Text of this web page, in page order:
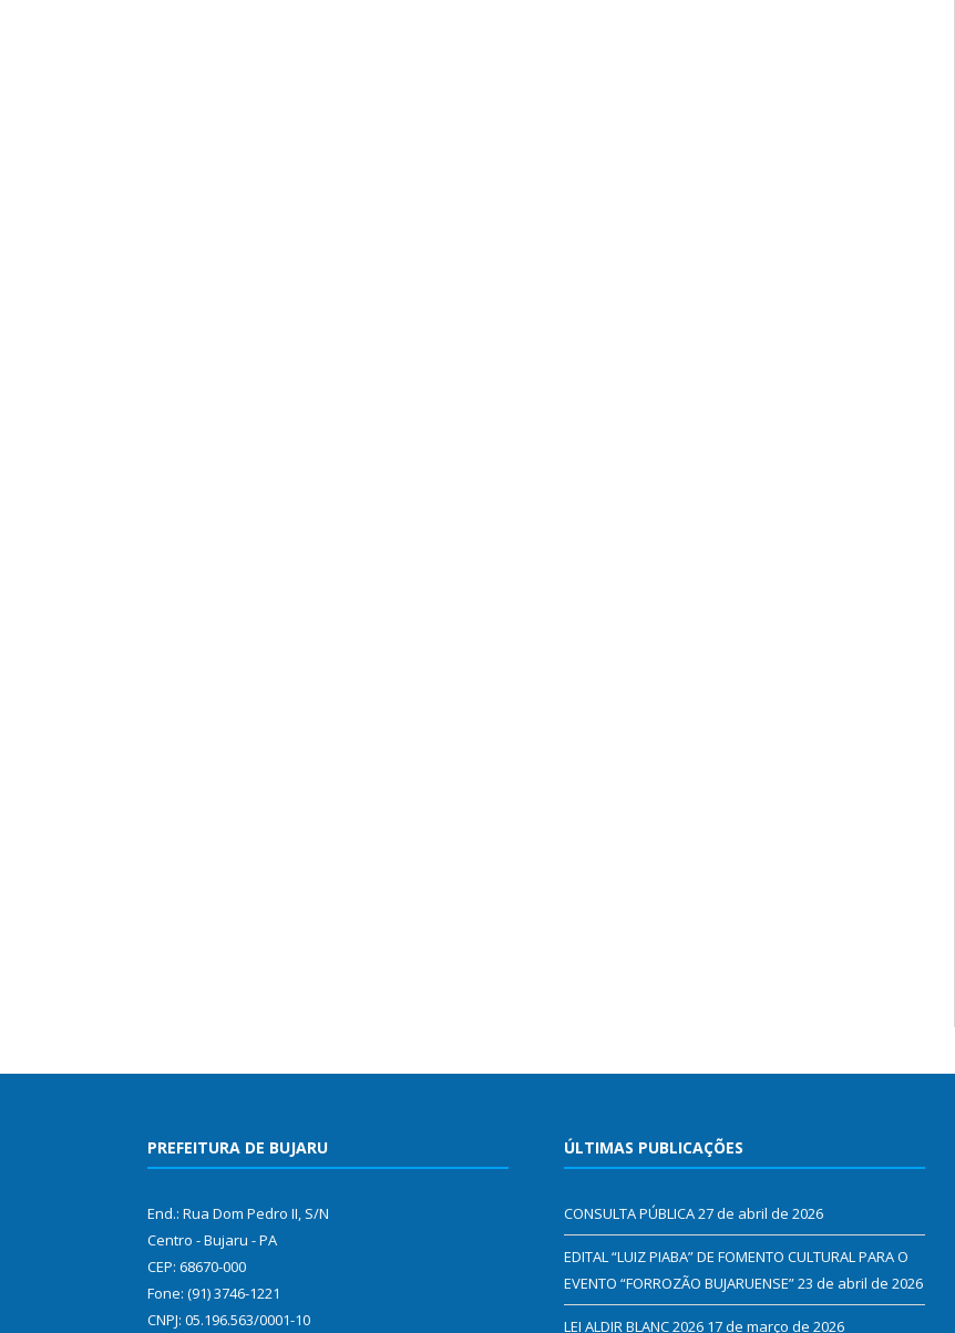
PREFEITURA DE BUJARU
End.: Rua Dom Pedro II, S/N
Centro - Bujaru - PA
CEP: 68670-000
Fone: (91) 3746-1221
CNPJ: 05.196.563/0001-10
ÚLTIMAS PUBLICAÇÕES
CONSULTA PÚBLICA27 de abril de 2026
EDITAL “LUIZ PIABA” DE FOMENTO CULTURAL PARA O
EVENTO “FORROZÃO BUJARUENSE”23 de abril de 2026
LEI ALDIR BLANC 2026 17 de março de 2026